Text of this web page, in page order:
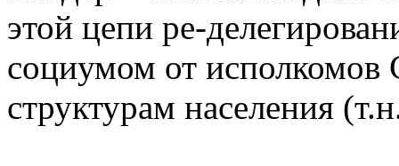
этой цепи ре-
социумом от исполкомов
структурам населения